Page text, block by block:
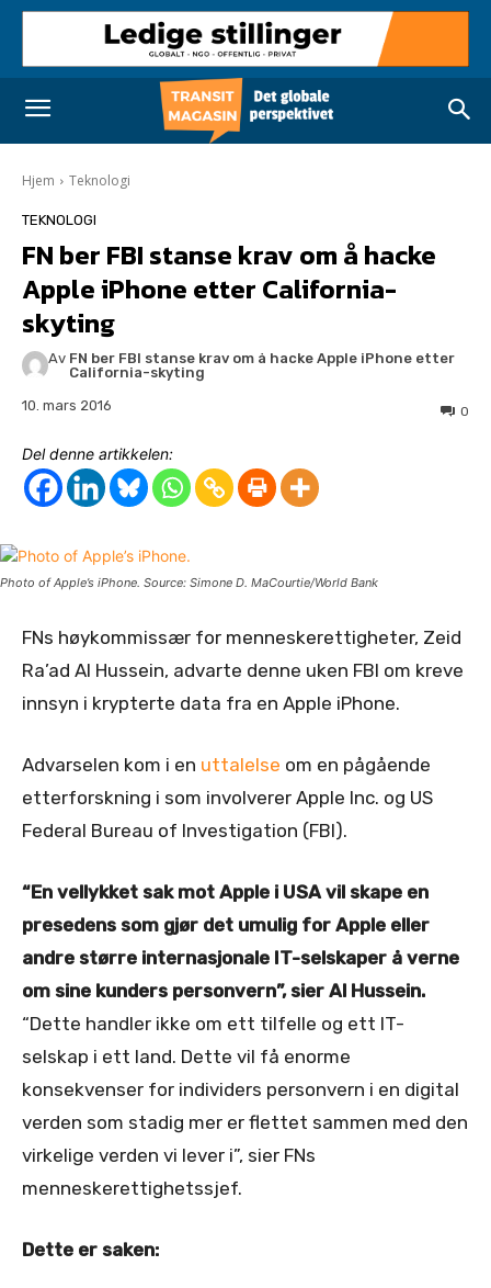
Hjem Teknologi
TEKNOLOGI
FN ber FBI stanse krav om å hacke
Apple iPhone etter California-
skyting
Av FN ber FBI stanse krav om å hacke Apple iPhone etter
California-skyting
10. mars 2016 0
Del denne artikkelen:
Photo of Apple’s iPhone. Source: Simone D. MaCourtie/World Bank
FNs høykommissær for menneskerettigheter, Zeid
Ra’ad Al Hussein, advarte denne uken FBI om kreve
innsyn i krypterte data fra en Apple iPhone.
Advarselen kom i en uttalelse om en pågående
etterforskning i som involverer Apple Inc. og US
Federal Bureau of Investigation (FBI).
“En vellykket sak mot Apple i USA vil skape en
presedens som gjør det umulig for Apple eller
andre større internasjonale IT-selskaper å verne
om sine kunders personvern”, sier Al Hussein.
“Dette handler ikke om ett tilfelle og ett IT-
selskap i ett land. Dette vil få enorme
konsekvenser for individers personvern i en digital
verden som stadig mer er flettet sammen med den
virkelige verden vi lever i”, sier FNs
menneskerettighetssjef.
Dette er saken: